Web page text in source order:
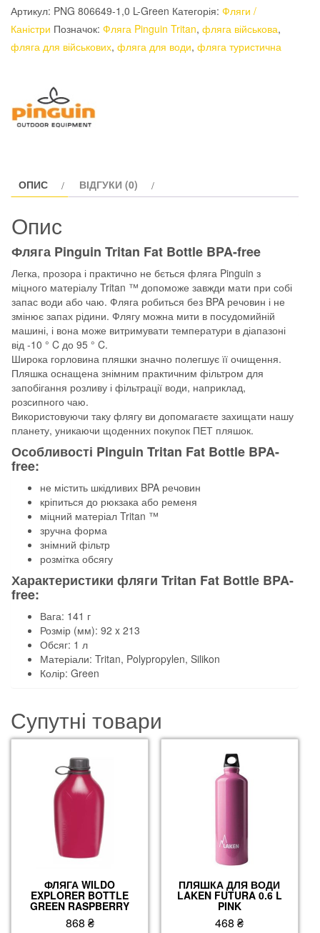
Fat
2020
1,0
L,
Артикул: PNG 806649-1,0 L-Green Категорія: Фляги /
Каністри Позначок: Фляга Pinguin Tritan, фляга військова,
фляга для військових, фляга для води, фляга туристична
ОПИС ВІДГУКИ (0)
Опис
Фляга Pinguin Tritan Fat Bottle BPA-free
Легка, прозора і практично не бється фляга Pinguin з
міцного матеріалу Tritan ™ допоможе завжди мати при собі
запас води або чаю. Фляга робиться без BPA речовин і не
змінює запах рідини. Флягу можна мити в посудомийній
машині, і вона може витримувати температури в діапазоні
від -10 ° C до 95 ° C.
Широка горловина пляшки значно полегшує її очищення.
Пляшка оснащена знімним практичним фільтром для
запобігання розливу і фільтрації води, наприклад,
розсипного чаю.
Використовуючи таку флягу ви допомагаєте захищати нашу
планету, уникаючи щоденних покупок ПЕТ пляшок.
Особливості Pinguin Tritan Fat Bottle BPA-
free:
не містить шкідливих BPA речовин
кріпиться до рюкзака або ременя
міцний матеріал Tritan ™
зручна форма
знімний фільтр
розмітка обсягу
Характеристики фляги Tritan Fat Bottle BPA-
free:
Вага: 141 г
Розмір (мм): 92 x 213
Обсяг: 1 л
Матеріали: Tritan, Polypropylen, Silikon
Колір: Green
Супутні товари
ФЛЯГА WILDO
EXPLORER BOTTLE
GREEN RASPBERRY
868 ₴
ПЛЯШКА ДЛЯ ВОДИ
LAKEN FUTURA 0.6 L
PINK
468₴